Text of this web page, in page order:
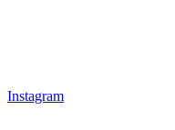
Instagram